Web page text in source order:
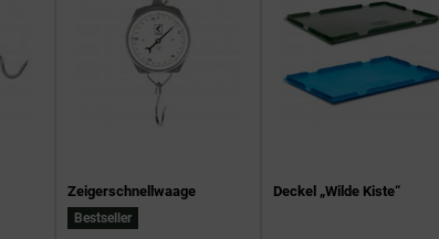
Zeigerschnellwaage
Bestseller
Deckel „Wilde Kiste“